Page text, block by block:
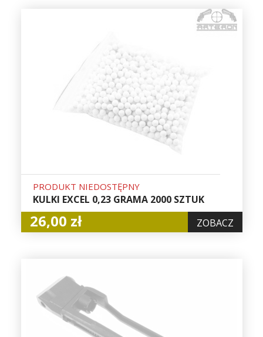
PRODUKT NIEDOSTĘPNY
KULKI EXCEL 0,23 GRAMA 2000 SZTUK
26,00 zł ZOBACZ